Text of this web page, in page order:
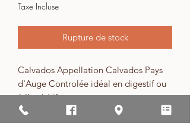
Taxe Incluse
Rupture de stock
Calvados Appellation Calvados Pays
d'Auge Controlée idéal en digestif ou
à l'apéritif.